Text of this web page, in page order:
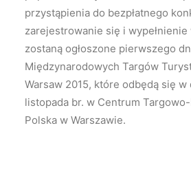
przystąpienia do bezpłatnego
zarejestrowanie się i
zostaną ogłoszone pierwszego
Międzynarodowych Targów
Warsaw 2015, które odbędą się
listopada br. w Centrum
Polska w Warszawie.